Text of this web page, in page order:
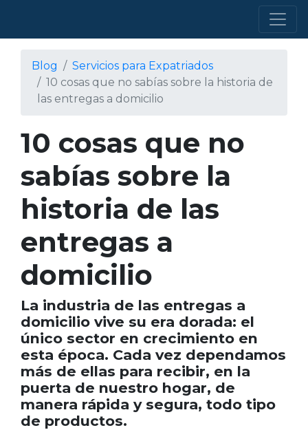
Blog
Servicios para Expatriados
10 cosas que no sabías sobre la historia de
las entregas a domicilio
10 cosas que no
sabías sobre la
historia de las
entregas a
domicilio
La industria de las entregas a
domicilio vive su era dorada: el
único sector en crecimiento en
esta época. Cada vez dependamos
más de ellas para recibir, en la
puerta de nuestro hogar, de
manera rápida y segura, todo tipo
de productos.